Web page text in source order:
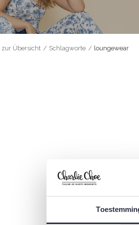
Übersicht Schlagworte loungewear